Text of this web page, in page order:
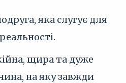
яка слугує для
щира та дуже
на яку завжди